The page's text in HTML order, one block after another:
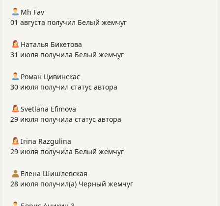
Mh Fav
01 августа получил Белый жемчуг
Наталья Бикетова
31 июля получила Белый жемчуг
Роман Цивинскас
30 июля получил статус автора
Svetlana Efimova
29 июля получила статус автора
Irina Razgulina
29 июля получила Белый жемчуг
Елена Шишлевская
28 июля получил(а) Черный жемчуг